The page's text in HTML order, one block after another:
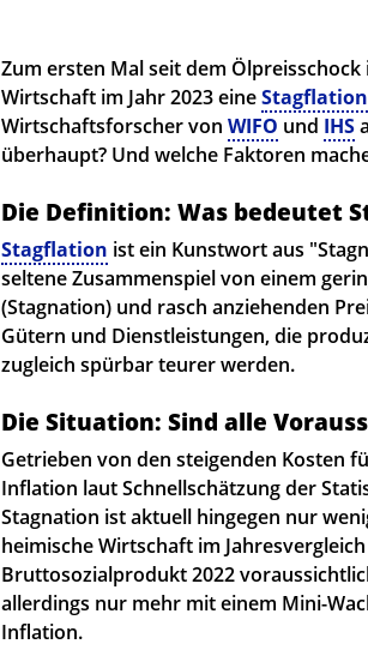
Zum ersten Mal seit dem
Wirtschaft im Jahr 2023 eineStagflation
Wirtschaftsforscher von WIFO und IHS
überhaupt? Und welche Faktoren
Die Definition: Was bedeutet
Stagflation ist ein Kunstwort aus
seltene Zusammenspiel von einem
(Stagnation) und rasch anziehenden
Gütern und Dienstleistungen, die
zugleich spürbar teurer werden.
Die Situation: Sind alle
Getrieben von den steigenden Kosten
Inflation laut Schnellschätzung der
Stagnation ist aktuell hingegen nur
heimische Wirtschaft im
Bruttosozialprodukt 2022
allerdings nur mehr mit einem Mini-
Inflation.